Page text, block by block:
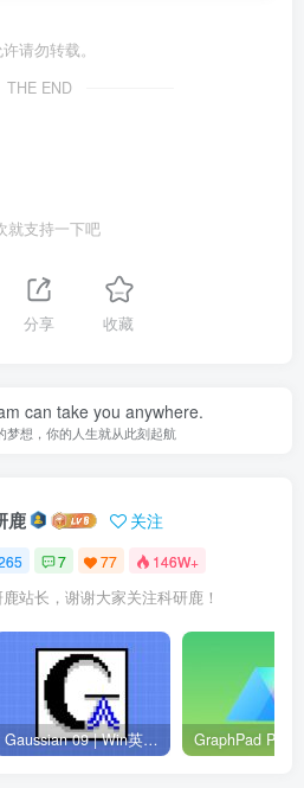
请勿转载。
THE END
就支持一下吧
分享 收藏
can take you anywhere.
梦想，你的人生就从此刻起航
鹿 关注
7 77 146W+
站长，谢谢大家关注科研鹿！
Gaussian 09 | Win英文版 | 量子化学软件 | 安装教程